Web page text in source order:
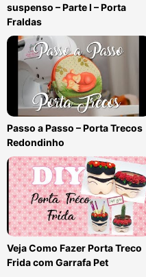
suspenso – Parte I – Porta
Fraldas
Passo a Passo – Porta Trecos
Redondinho
Veja Como Fazer Porta Treco
Frida com Garrafa Pet